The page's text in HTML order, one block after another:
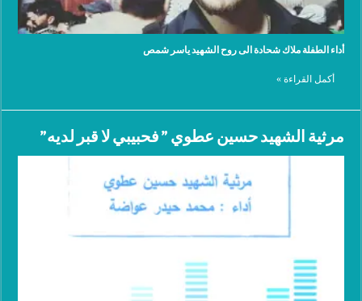
أداء الطفلة ملاك شحادة الى روح الشهيد ياسر شمص
أكمل القراءة »
مرثية الشهيد حسين عطوي ” فحبيبي لا قبر لديه”